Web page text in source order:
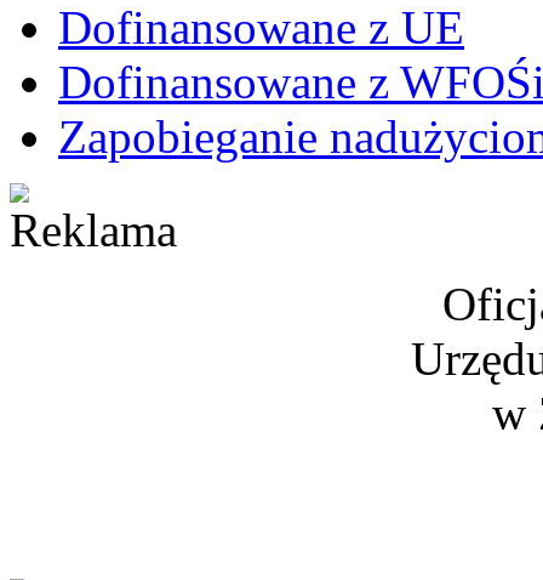
Dofinansowane z UE
Dofinansowane z
Zapobieganie
w